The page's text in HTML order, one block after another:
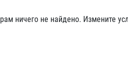
Северсталь
ничего не найдено. Измените